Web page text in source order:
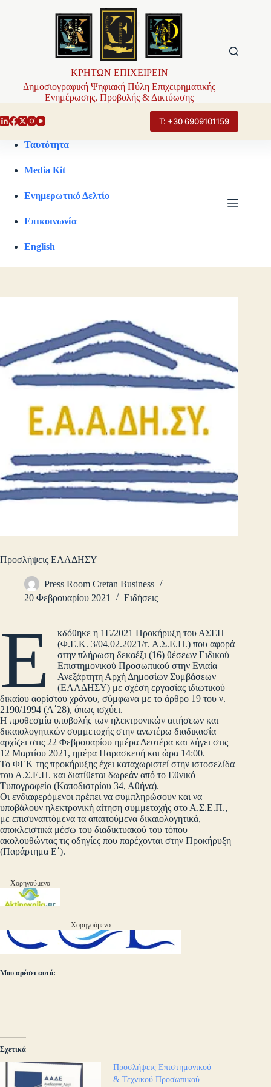
ΚΡΗΤΩΝ ΕΠΙΧΕΙΡΕΙΝ
Δημοσιογραφική Ψηφιακή Πύλη Επιχειρηματικής
Ενημέρωσης, Προβολής & Δικτύωσης
Τ: +30 6909101159
Ταυτότητα
Media Kit
Ενημερωτικό Δελτίο
Επικοινωνία
English
Προσλήψεις ΕΑΑΔΗΣΥ
Press Room Cretan Business
20 Φεβρουαρίου 2021
Ειδήσεις
Ε
κδόθηκε η 1Ε/2021 Προκήρυξη του ΑΣΕΠ
(Φ.Ε.Κ. 3/04.02.2021/τ. Α.Σ.Ε.Π.) που αφορά
στην πλήρωση δεκαέξι (16) θέσεων Ειδικού
Επιστημονικού Προσωπικού στην Ενιαία
Ανεξάρτητη Αρχή Δημοσίων Συμβάσεων
(ΕΑΑΔΗΣΥ) με σχέση εργασίας ιδιωτικού
δικαίου αορίστου χρόνου, σύμφωνα με το άρθρο 19 του ν.
2190/1994 (Α΄28), όπως ισχύει.
Η προθεσμία υποβολής των ηλεκτρονικών αιτήσεων και
δικαιολογητικών συμμετοχής στην ανωτέρω διαδικασία
αρχίζει στις 22 Φεβρουαρίου ημέρα Δευτέρα και λήγει στις
12 Μαρτίου 2021, ημέρα Παρασκευή και ώρα 14:00.
Το ΦΕΚ της προκήρυξης έχει καταχωριστεί στην ιστοσελίδα
του Α.Σ.Ε.Π. και διατίθεται δωρεάν από το Εθνικό
Τυπογραφείο (Καποδιστρίου 34, Αθήνα).
Οι ενδιαφερόμενοι πρέπει να συμπληρώσουν και να
υποβάλουν ηλεκτρονική αίτηση συμμετοχής στο Α.Σ.Ε.Π.,
με επισυναπτόμενα τα απαιτούμενα δικαιολογητικά,
αποκλειστικά μέσω του διαδικτυακού του τόπου
ακολουθώντας τις οδηγίες που παρέχονται στην Προκήρυξη
(Παράρτημα Ε΄).
Χορηγούμενο
Χορηγούμενο
Μου αρέσει αυτό:
Σχετικά
Προσλήψεις Επιστημονικού
& Τεχνικού Προσωπικού